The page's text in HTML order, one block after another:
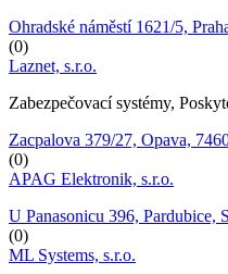
Ohradské náměstí 1621/5,
(0)
Laznet, s.r.o.
Zabezpečovací systémy,
Zacpalova 379/27, Opava,
(0)
APAG Elektronik, s.r.o.
U Panasonicu 396, Pardubice,
(0)
ML Systems, s.r.o.